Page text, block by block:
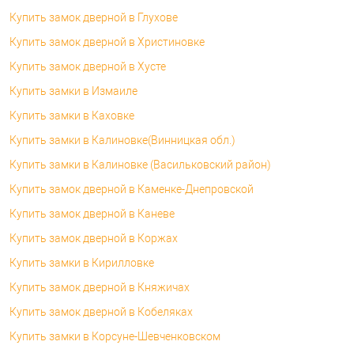
Купить замок дверной в Глухове
Купить замок дверной в Христиновке
Купить замок дверной в Хусте
Купить замки в Измаиле
Купить замки в Каховке
Купить замки в Калиновке(Винницкая обл.)
Купить замки в Калиновке (Васильковский район)
Купить замок дверной в Каменке-Днепровской
Купить замок дверной в Каневе
Купить замок дверной в Коржах
Купить замки в Кирилловке
Купить замок дверной в Княжичах
Купить замок дверной в Кобеляках
Купить замки в Корсуне-Шевченковском